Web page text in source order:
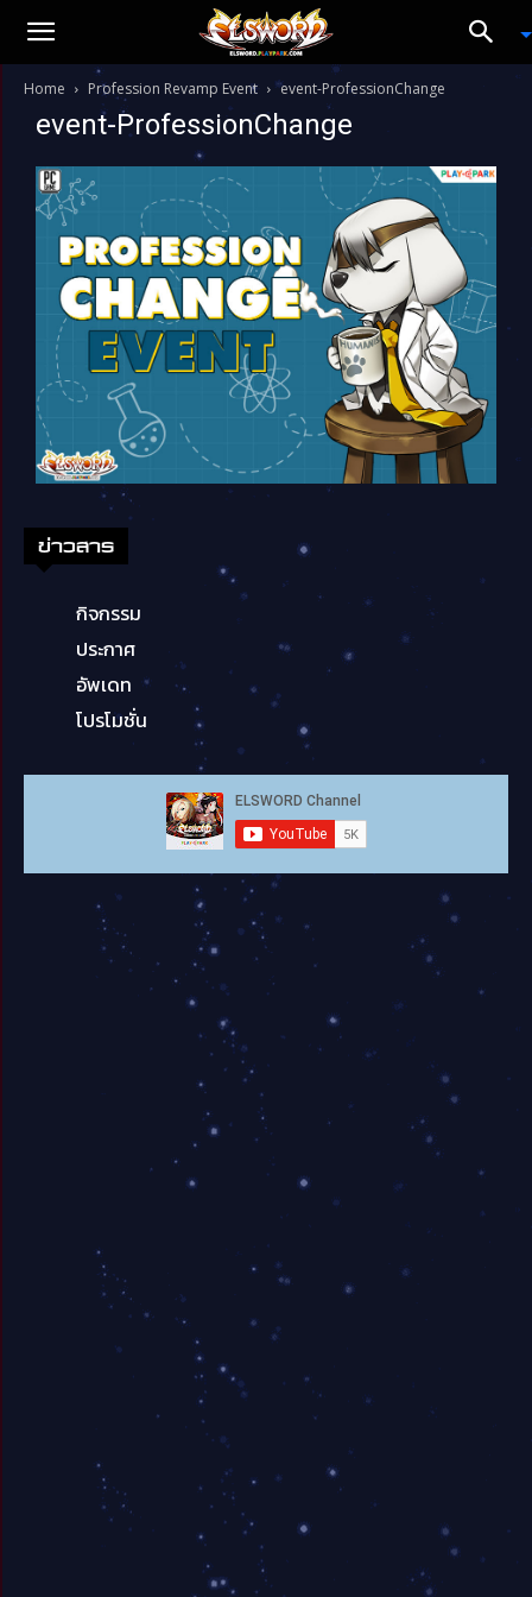
Home Profession Revamp Event event-ProfessionChange
event-ProfessionChange
ข่าวสาร
กิจกรรม
ประกาศ
อัพเดท
โปรโมชั่น